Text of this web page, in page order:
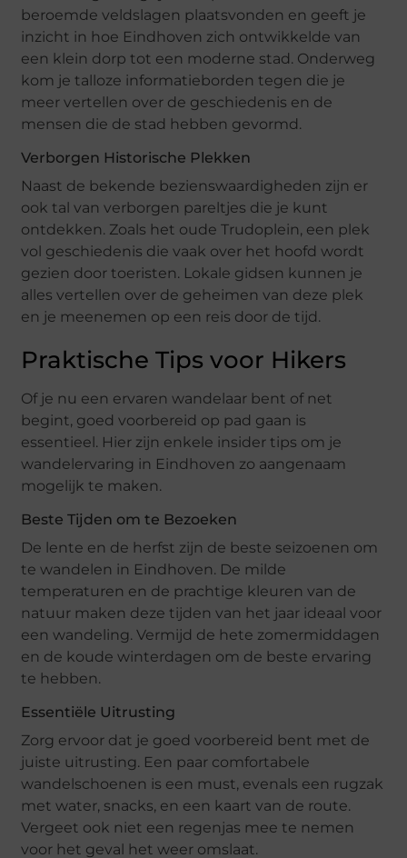
beroemde veldslagen plaatsvonden en geeft je
inzicht in hoe Eindhoven zich ontwikkelde van
een klein dorp tot een moderne stad. Onderweg
kom je talloze informatieborden tegen die je
meer vertellen over de geschiedenis en de
mensen die de stad hebben gevormd.
Verborgen Historische Plekken
Naast de bekende bezienswaardigheden zijn er
ook tal van verborgen pareltjes die je kunt
ontdekken. Zoals het oude Trudoplein, een plek
vol geschiedenis die vaak over het hoofd wordt
gezien door toeristen. Lokale gidsen kunnen je
alles vertellen over de geheimen van deze plek
en je meenemen op een reis door de tijd.
Praktische Tips voor Hikers
Of je nu een ervaren wandelaar bent of net
begint, goed voorbereid op pad gaan is
essentieel. Hier zijn enkele insider tips om je
wandelervaring in Eindhoven zo aangenaam
mogelijk te maken.
Beste Tijden om te Bezoeken
De lente en de herfst zijn de beste seizoenen om
te wandelen in Eindhoven. De milde
temperaturen en de prachtige kleuren van de
natuur maken deze tijden van het jaar ideaal voor
een wandeling. Vermijd de hete zomermiddagen
en de koude winterdagen om de beste ervaring
te hebben.
Essentiële Uitrusting
Zorg ervoor dat je goed voorbereid bent met de
juiste uitrusting. Een paar comfortabele
wandelschoenen is een must, evenals een rugzak
met water, snacks, en een kaart van de route.
Vergeet ook niet een regenjas mee te nemen
voor het geval het weer omslaat.